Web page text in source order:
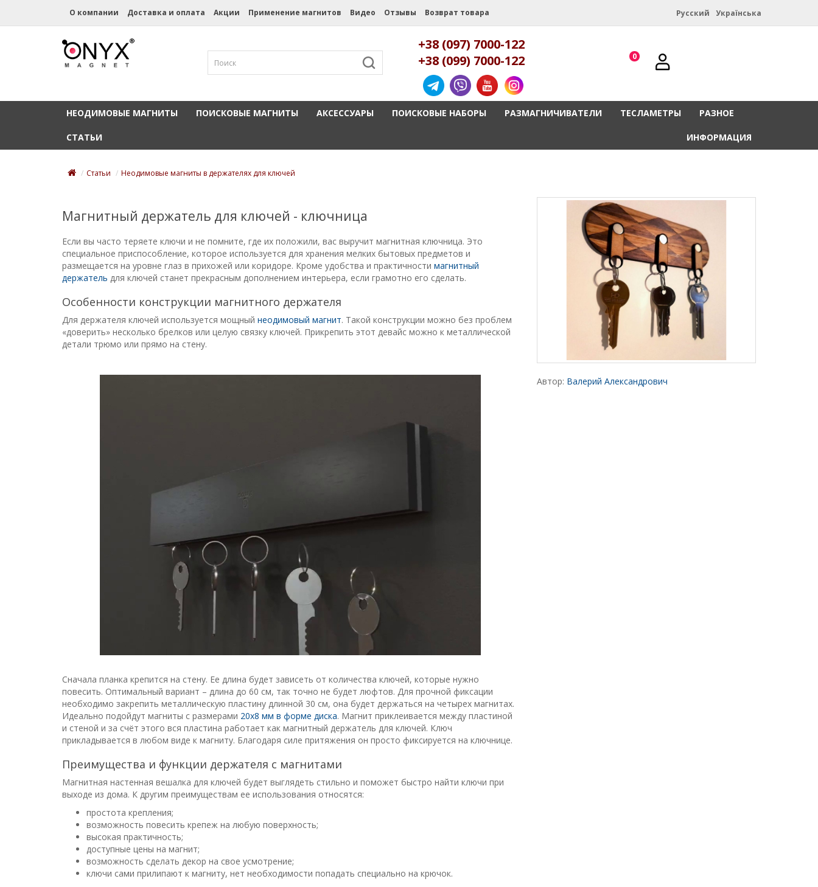
О компании Доставка и оплата Акции Применение магнитов Видео Отзывы Возврат товара Русский Українська
+38 (097) 7000-122
+38 (099) 7000-122
0
НЕОДИМОВЫЕ МАГНИТЫ ПОИСКОВЫЕ МАГНИТЫ АКСЕССУАРЫ ПОИСКОВЫЕ НАБОРЫ РАЗМАГНИЧИВАТЕЛИ ТЕСЛАМЕТРЫ РАЗНОЕ
СТАТЬИ ИНФОРМАЦИЯ
Статьи Неодимовые магниты в держателях для ключей
Магнитный держатель для ключей - ключница
Если вы часто теряете ключи и не помните, где их положили, вас выручит магнитная ключница. Это
специальное приспособление, которое используется для хранения мелких бытовых предметов и
размещается на уровне глаз в прихожей или коридоре. Кроме удобства и практичности магнитный
держатель для ключей станет прекрасным дополнением интерьера, если грамотно его сделать.
Особенности конструкции магнитного держателя
Для держателя ключей используется мощный неодимовый магнит. Такой конструкции можно без проблем
«доверить» несколько брелков или целую связку ключей. Прикрепить этот девайс можно к металлической
детали трюмо или прямо на стену.
Сначала планка крепится на стену. Ее длина будет зависеть от количества ключей, которые нужно
повесить. Оптимальный вариант – длина до 60 см, так точно не будет люфтов. Для прочной фиксации
необходимо закрепить металлическую пластину длинной 30 см, она будет держаться на четырех магнитах.
Идеально подойдут магниты с размерами 20х8 мм в форме диска. Магнит приклеивается между пластиной
и стеной и за счёт этого вся пластина работает как магнитный держатель для ключей. Ключ
прикладывается в любом виде к магниту. Благодаря силе притяжения он просто фиксируется на ключнице.
Преимущества и функции держателя с магнитами
Магнитная настенная вешалка для ключей будет выглядеть стильно и поможет быстро найти ключи при
выходе из дома. К другим преимуществам ее использования относятся:
простота крепления;
возможность повесить крепеж на любую поверхность;
высокая практичность;
доступные цены на магнит;
возможность сделать декор на свое усмотрение;
ключи сами прилипают к магниту, нет необходимости попадать специально на крючок.
Автор: Валерий Александрович